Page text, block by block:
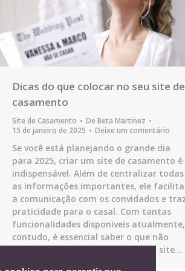
Dicas do que colocar no seu site de
casamento
Site de Casamento De Beta Martinez
15 de janeiro de 2025
Deixe um comentário
Se você está planejando o grande dia
para 2025, criar um site de casamento é
indispensável. Além de centralizar todas
as informações importantes, ele facilita
a comunicação com os convidados e
praticidade para o casal. Com tantas
funcionalidades disponíveis atualmente,
contudo, é essencial saber o que não
pode faltar para garantir que seu site…